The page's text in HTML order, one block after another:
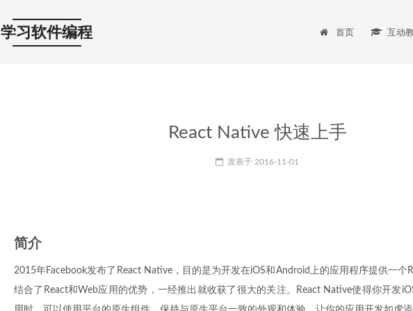
学习软件编程 首页 互动
React Native 快速上手
发表于 2016-11-01
简介
2015年Facebook发布了React Native，目的是为开发在iOS和Android上的应用程序提供一个
结合了React和Web应用的优势，一经推出就收获了很大的关注。React Native使得你开发